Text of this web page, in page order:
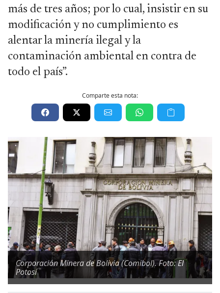
más de tres años; por lo cual, insistir en su
modificación y no cumplimiento es
alentar la minería ilegal y la
contaminación ambiental en contra de
todo el país”.
Comparte esta nota:
Corporación Minera de Bolivia (Comibol). Foto: El
Potosí